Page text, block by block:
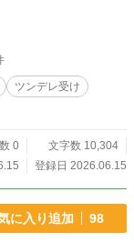
ツンデレ受け
0
文字数 10,304
登録日 2026.06.15
に入り追加 98